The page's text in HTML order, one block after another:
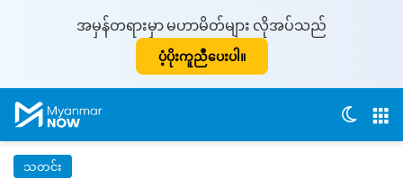
အမှန်တရားမှာ မဟာမိတ်များ လိုအပ်သည်
ပံ့ပိုးကူညီပေးပါ။
သတင်း